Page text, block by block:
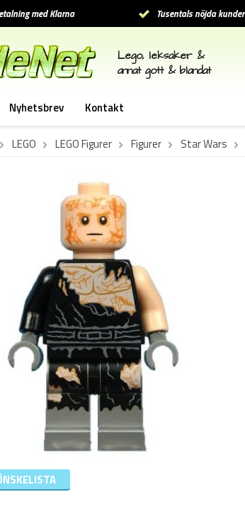
med Klarna Tusentals nöjda kunder
Lego, leksaker &
annat gott & blandat
Nyhetsbrev Kontakt
LEGO LEGO Figurer Figurer Star Wars